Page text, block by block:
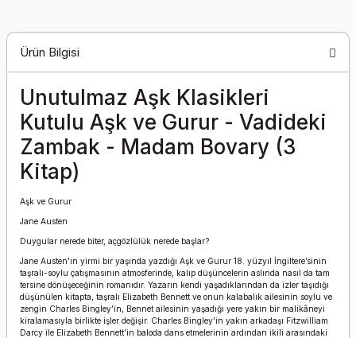
Ürün Bilgisi
Unutulmaz Aşk Klasikleri
Kutulu Aşk ve Gurur - Vadideki
Zambak - Madam Bovary (3
Kitap)
Aşk ve Gurur
Jane Austen
Duygular nerede biter, açgözlülük nerede başlar?
Jane Austen’ın yirmi bir yaşında yazdığı Aşk ve Gurur 18. yüzyıl İngiltere’sinin
taşralı-soylu çatışmasının atmosferinde, kalıp düşüncelerin aslında nasıl da tam
tersine dönüşeceğinin romanıdır. Yazarın kendi yaşadıklarından da izler taşıdığı
düşünülen kitapta, taşralı Elizabeth Bennett ve onun kalabalık ailesinin soylu ve
zengin Charles Bingley’in, Bennet ailesinin yaşadığı yere yakın bir malikâneyi
kiralamasıyla birlikte işler değişir. Charles Bingley’in yakın arkadaşı Fitzwilliam
Darcy ile Elizabeth Bennett’in baloda dans etmelerinin ardından ikili arasındaki